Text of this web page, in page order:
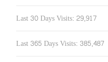
Last 30 Days Visits: 29,917
Last 365 Days Visits: 385,487